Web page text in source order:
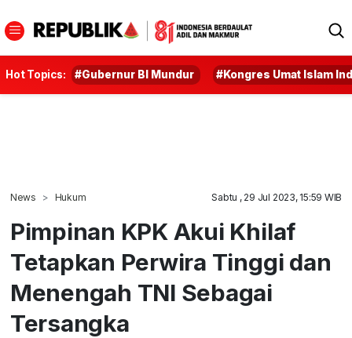
Hot Topics: #Gubernur BI Mundur #Kongres Umat Islam
News Hukum Sabtu , 29 Jul 2023, 15:59 WIB
Pimpinan KPK Akui Khilaf
Tetapkan Perwira Tinggi dan
Menengah TNI Sebagai
Tersangka